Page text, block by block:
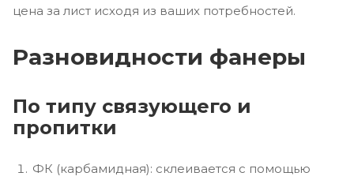
цена за лист исходя из ваших потребностей.
Разновидности фанеры
По типу связующего и
пропитки
ФК (карбамидная): склеивается с помощью